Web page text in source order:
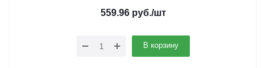
559.96руб./шт
В корзину